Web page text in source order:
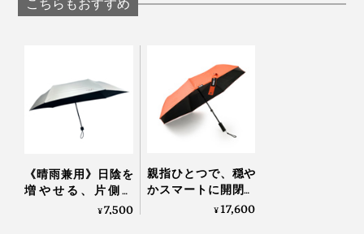
万が一人に当たってしまっても、傷つける心配のない、
思いやり設計です。
傘の開閉は、手開き式。ジャンプ傘のように勢いよく開
いたり、閉じ損ねて開いてしまう失敗がありません。
こちらもおすすめ
《晴雨兼用》日陰を
増やせる、片側＋
19cmの変形傘｜
¥7,500
親指ひとつで、穏や
かスマートに開閉す
る「電動フルオート
¥17,600